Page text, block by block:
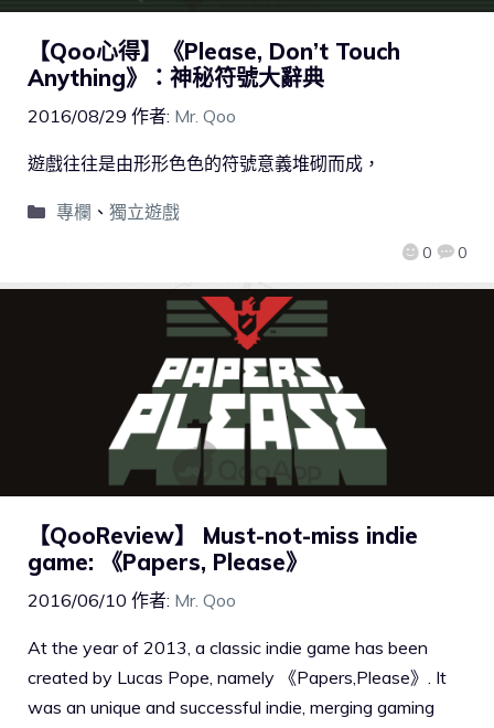
【Qoo心得】《Please, Don’t Touch
Anything》：神秘符號大辭典
2016/08/29 作者: Mr. Qoo
0 0
遊戲往往是由形形色色的符號意義堆砌而成，
專欄 、 獨立遊戲
【QooReview】 Must-not-miss indie
game: 《Papers, Please》
2016/06/10 作者: Mr. Qoo
At the year of 2013, a classic indie game has been
created by Lucas Pope, namely 《Papers,Please》. It
was an unique and successful indie, merging gaming